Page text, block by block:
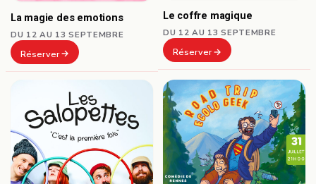
La magie des emotions
DU 12 AU 13 SEPTEMBRE
Réserver
Le coffre magique
DU 12 AU 13 SEPTEMBRE
Réserver